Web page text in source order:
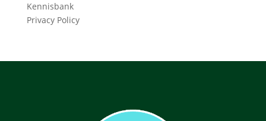
Kennisbank
Privacy Policy